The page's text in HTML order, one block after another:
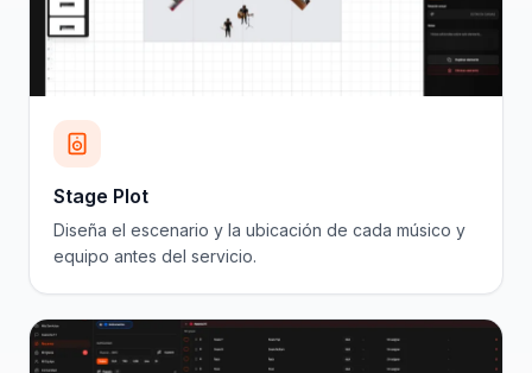
Stage Plot
Diseña el escenario y la ubicación de cada músico y
equipo antes del servicio.